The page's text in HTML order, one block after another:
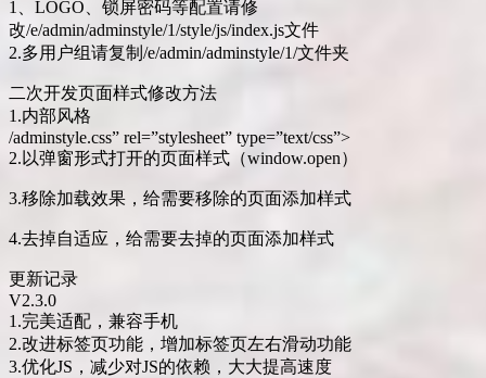
1、LOGO、锁屏密码等配置请修
改/e/admin/adminstyle/1/style/js/index.js文件
2.多用户组请复制/e/admin/adminstyle/1/文件夹
二次开发页面样式修改方法
1.内部风格
/adminstyle.css” rel=”stylesheet” type=”text/css”>
2.以弹窗形式打开的页面样式（window.open）
3.移除加载效果，给需要移除的页面添加样式
4.去掉自适应，给需要去掉的页面添加样式
更新记录
V2.3.0
1.完美适配，兼容手机
2.改进标签页功能，增加标签页左右滑动功能
3.优化JS，减少对JS的依赖，大大提高速度